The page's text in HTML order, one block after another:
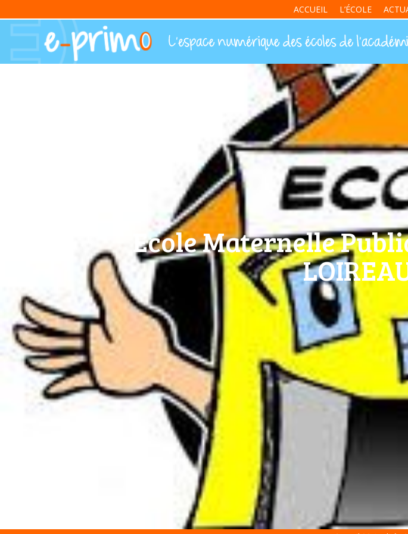
ACCUEIL L’ÉCOLE
Ecole Maternelle